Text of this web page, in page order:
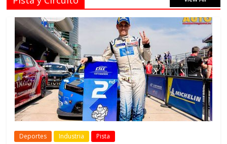
Deportes Industria Pista